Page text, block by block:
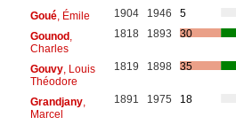
Goué, Émile 1904 1946
5
Gounod ,
Charles
1818 1893 30
Gouvy, Louis
Théodore
1819 1898 35
Grandjany,
Marcel
1891 1975 18